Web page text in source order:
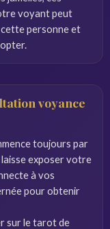
voyant peut
personne et
voyance
toujours par
exposer votre
à vos
pour obtenir
sur le tarot de